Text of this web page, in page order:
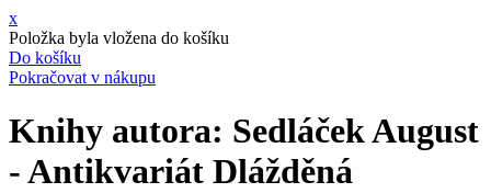
x
Položka byla vložena do košíku
Do košíku
Pokračovat v nákupu
Knihy autora: Sedláček August
- Antikvariát Dlážděná